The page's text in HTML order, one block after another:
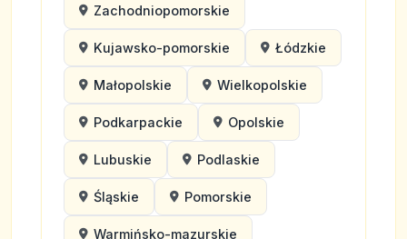
Zachodniopomorskie
Kujawsko-pomorskie Łódzkie
Małopolskie Wielkopolskie
Podkarpackie Opolskie
Lubuskie Podlaskie
Śląskie Pomorskie
Warmińsko-mazurskie